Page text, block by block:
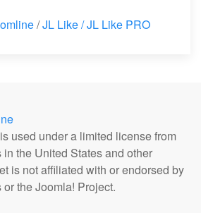
/JL Like / JL Like PRO
used under a limited license from
the United States and other
is not affiliated with or endorsed by
the Joomla! Project.